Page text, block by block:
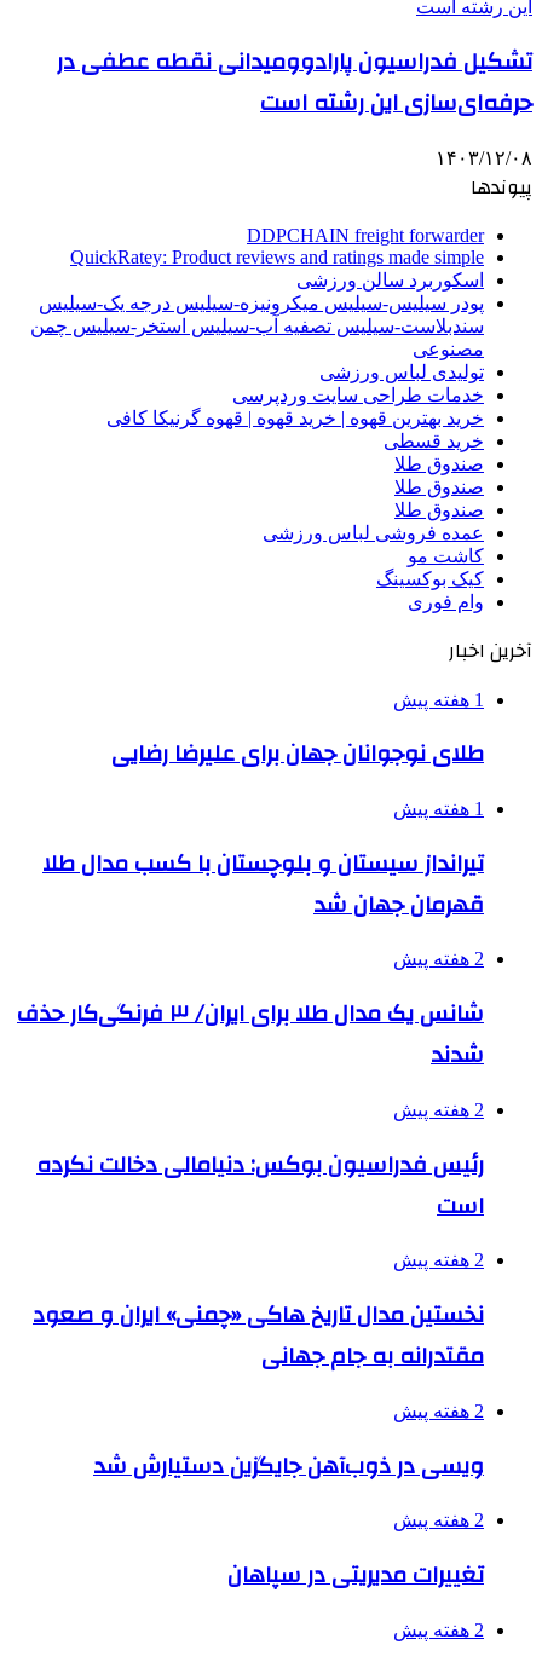
تشکیل فدراسیون پارادوومیدانی نقطه عطفی در
حرفه‌ای‌سازی این رشته است
۱۴۰۳/۱۲/۰۸
پیوندها
DDPCHAIN freight forwarder
QuickRatey: Product reviews and ratings made simple
اسکوربرد سالن ورزشی
پودر سیلیس-سیلیس میکرونیزه-سیلیس درجه یک-سیلیس
سندبلاست-سیلیس تصفیه آب-سیلیس استخر-سیلیس چمن
مصنوعی
تولیدی لباس ورزشی
خدمات طراحی سایت وردپرسی
خرید بهترین قهوه | خرید قهوه | قهوه گرنیکا کافی
خرید قسطی
صندوق طلا
صندوق طلا
صندوق طلا
عمده فروشی لباس ورزشی
کاشت مو
کیک بوکسینگ
وام فوری
آخرین اخبار
1 هفته پیش
طلای نوجوانان جهان برای علیرضا رضایی
1 هفته پیش
تیرانداز سیستان و بلوچستان با کسب مدال طلا
قهرمان جهان شد
2 هفته پیش
شانس یک مدال طلا برای ایران/ ۳ فرنگی‌کار حذف
شدند
2 هفته پیش
رئیس فدراسیون بوکس: دنیامالی دخالت نکرده
است
2 هفته پیش
نخستین مدال تاریخ هاکی «چمنی» ایران و صعود
مقتدرانه به جام جهانی
2 هفته پیش
ویسی در ذوب‌آهن جایگزین دستیارش شد
2 هفته پیش
تغییرات مدیریتی در سپاهان
2 هفته پیش